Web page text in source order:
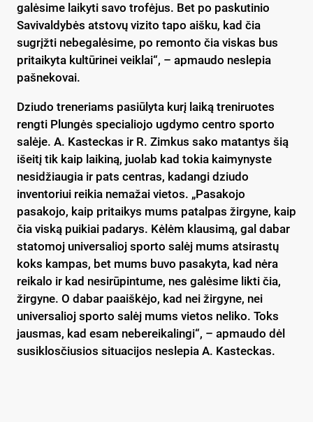
galėsime laikyti savo trofėjus. Bet po paskutinio
Savivaldybės atstovų vizito tapo aišku, kad čia
sugrįžti nebegalėsime, po remonto čia viskas bus
pritaikyta kultūrinei veiklai“, – apmaudo neslepia
pašnekovai.
Dziudo treneriams pasiūlyta kurį laiką treniruotes
rengti Plungės specialiojo ugdymo centro sporto
salėje. A. Kasteckas ir R. Zimkus sako matantys šią
išeitį tik kaip laikiną, juolab kad tokia kaimynyste
nesidžiaugia ir pats centras, kadangi dziudo
inventoriui reikia nemažai vietos. „Pasakojo
pasakojo, kaip pritaikys mums patalpas žirgyne, kaip
čia viską puikiai padarys. Kėlėm klausimą, gal dabar
statomoj universalioj sporto salėj mums atsirastų
koks kampas, bet mums buvo pasakyta, kad nėra
reikalo ir kad nesirūpintume, nes galėsime likti čia,
žirgyne. O dabar paaiškėjo, kad nei žirgyne, nei
universalioj sporto salėj mums vietos neliko. Toks
jausmas, kad esam nebereikalingi“, – apmaudo dėl
susiklosčiusios situacijos neslepia A. Kasteckas.